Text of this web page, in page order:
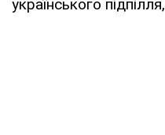
українського